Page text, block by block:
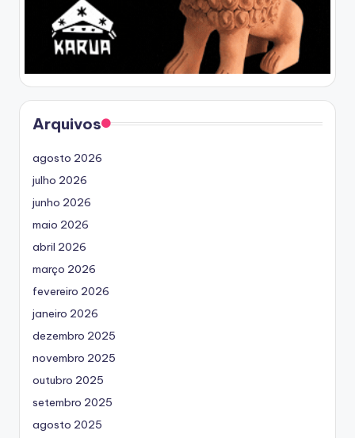
Arquivos
agosto 2026
julho 2026
junho 2026
maio 2026
abril 2026
março 2026
fevereiro 2026
janeiro 2026
dezembro 2025
novembro 2025
outubro 2025
setembro 2025
agosto 2025